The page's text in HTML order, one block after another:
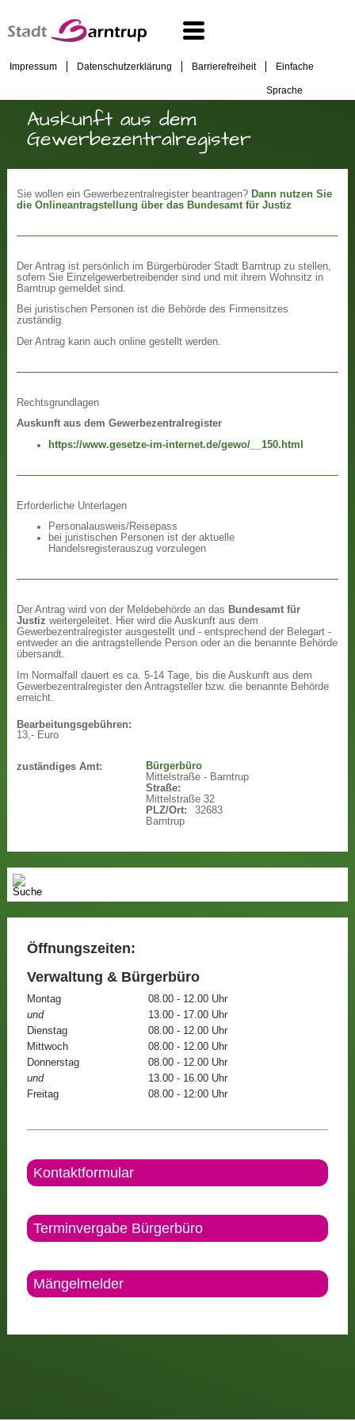
Impressum Datenschutzerklärung Barrierefreiheit Einfache
Sprache
Auskunft aus dem
Gewerbezentralregister
Sie wollen ein Gewerbezentralregister beantragen? Dann nutzen Sie
die Onlineantragstellung über das Bundesamt für Justiz
Der Antrag ist persönlich im Bürgerbüroder Stadt Barntrup zu stellen,
sofern Sie Einzelgewerbetreibender sind und mit ihrem Wohnsitz in
Barntrup gemeldet sind.
Bei juristischen Personen ist die Behörde des Firmensitzes
zuständig.
Der Antrag kann auch online gestellt werden.
Rechtsgrundlagen
Auskunft aus dem Gewerbezentralregister
https://www.gesetze-im-internet.de/gewo/__150.html
Erforderliche Unterlagen
Personalausweis/Reisepass
bei juristischen Personen ist der aktuelle
Handelsregisterauszug vorzulegen
Der Antrag wird von der Meldebehörde an das Bundesamt für
Justiz weitergeleitet. Hier wird die Auskunft aus dem
Gewerbezentralregister ausgestellt und - entsprechend der Belegart -
entweder an die antragstellende Person oder an die benannte Behörde
übersandt.
Im Normalfall dauert es ca. 5-14 Tage, bis die Auskunft aus dem
Gewerbezentralregister den Antragsteller bzw. die benannte Behörde
erreicht.
Bearbeitungsgebühren:
13,- Euro
zuständiges Amt:
Bürgerbüro
Mittelstraße - Barntrup
Straße:
Mittelstraße 32
PLZ/Ort:
32683
Barntrup
Öffnungszeiten:
Verwaltung & Bürgerbüro
Montag
08.00 - 12.00 Uhr
und
13.00 - 17.00 Uhr
Dienstag
08.00 - 12.00 Uhr
Mittwoch
08.00 - 12.00 Uhr
Donnerstag
08.00 - 12.00 Uhr
und
13.00 - 16.00 Uhr
Freitag
08.00 - 12:00 Uhr
Kontaktformular
Terminvergabe Bürgerbüro
Mängelmelder